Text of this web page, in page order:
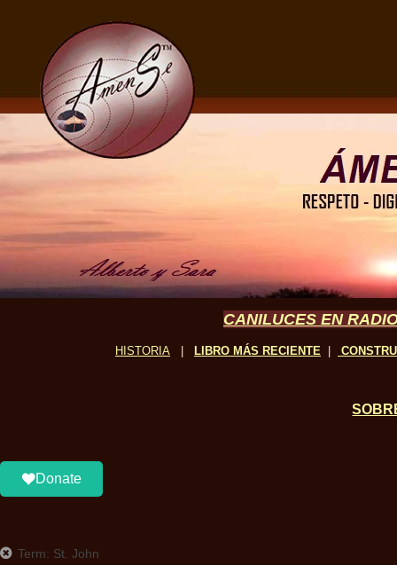
CANILUCES EN
HISTORIA LIBRO MÁS RECIENTE
Donate
Term: St. John